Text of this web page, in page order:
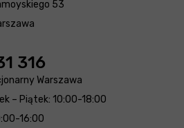
53
316
Warszawa
– Piątek: 10:00-18:00
16:00